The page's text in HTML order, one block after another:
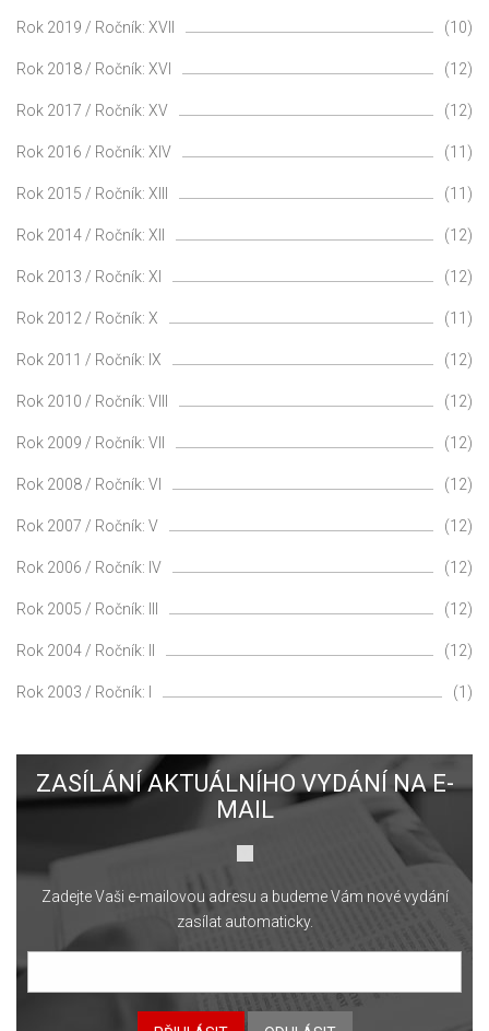
Rok 2019 / Ročník: XVII (10)
Rok 2018 / Ročník: XVI (12)
Rok 2017 / Ročník: XV (12)
Rok 2016 / Ročník: XIV (11)
Rok 2015 / Ročník: XIII (11)
Rok 2014 / Ročník: XII (12)
Rok 2013 / Ročník: XI (12)
Rok 2012 / Ročník: X (11)
Rok 2011 / Ročník: IX (12)
Rok 2010 / Ročník: VIII (12)
Rok 2009 / Ročník: VII (12)
Rok 2008 / Ročník: VI (12)
Rok 2007 / Ročník: V (12)
Rok 2006 / Ročník: IV (12)
Rok 2005 / Ročník: III (12)
Rok 2004 / Ročník: II (12)
Rok 2003 / Ročník: I (1)
ZASÍLÁNÍ AKTUÁLNÍHO VYDÁNÍ NA E-
MAIL
Zadejte Vaši e-mailovou adresu a budeme Vám nové vydání
zasílat automaticky.